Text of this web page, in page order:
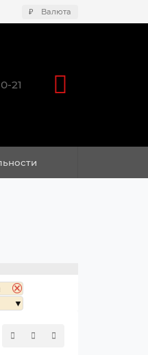
₽ Валюта
21